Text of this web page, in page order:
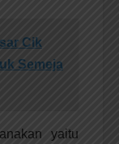
Cik
Semeja
yaitu